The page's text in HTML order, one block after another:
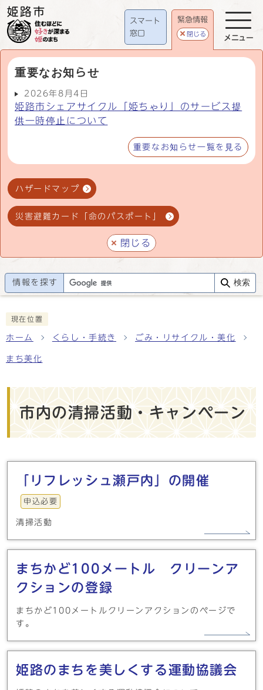
スマート
窓口
緊急情報
閉じる
重要なお知らせ
2026年8月4日
姫路市シェアサイクル「姫ちゃり」のサービス提
供一時停止について
重要なお知らせ一覧を見る
ハザードマップ
災害避難カード「命のパスポート」
閉じる
メニュー
情報を探す 検索
現在位置
ホーム くらし・手続き ごみ・リサイクル・美化
まち美化
市内の清掃活動・キャンペーン
メインメニュー
「リフレッシュ瀬戸内」の開催
申込必要
清掃活動
まちかど100メートル クリーンア
クションの登録
まちかど100メートルクリーンアクションのページで
す。
姫路のまちを美しくする運動協議会